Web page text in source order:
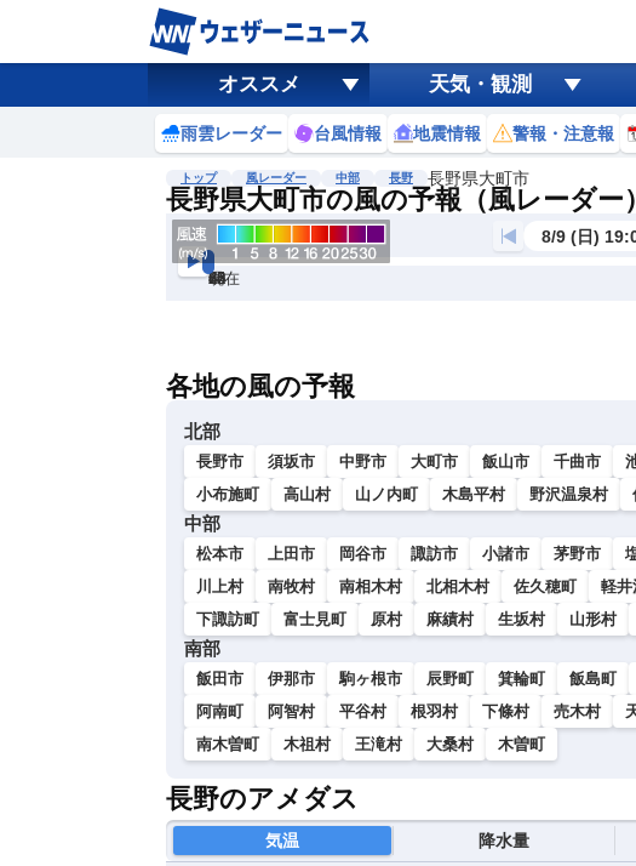
オススメ 天気・観測
雨雲レーダー 台風情報 地震情報 警報・注意報
トップ 風レーダー 中部 長野 長野県大町市
長野県大町市の風の予報（風レーダー）
8/9 (日)
現在
6h
12
24
36
48
60
72
各地の風の予報
北部
長野市 須坂市 中野市 大町市 飯山市 千曲市
小布施町
高山村 山ノ内町 木島平村 野沢温泉村
中部
松本市 上田市 岡谷市 諏訪市 小諸市 茅野市
川上村
南牧村 南相木村 北相木村 佐久穂町 軽井
下諏訪町
富士見町 原村 麻績村 生坂村 山形村
南部
飯田市 伊那市 駒ヶ根市 辰野町 箕輪町 飯島町
阿南町
阿智村 平谷村 根羽村 下條村 売木村
南木曽町
木祖村 王滝村 大桑村 木曽町
長野のアメダス
気温 降水量